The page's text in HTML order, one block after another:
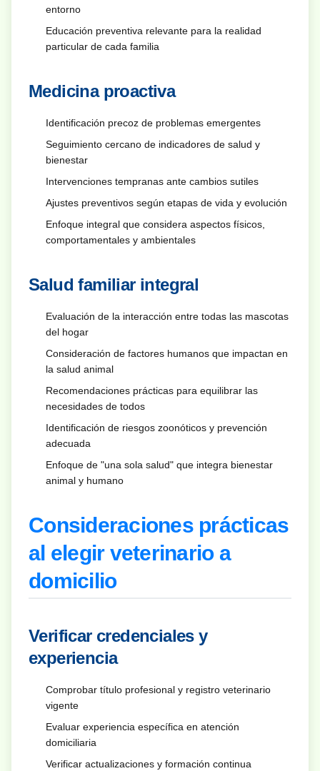
entorno
Educación preventiva relevante para la realidad
particular de cada familia
Medicina proactiva
Identificación precoz de problemas emergentes
Seguimiento cercano de indicadores de salud y
bienestar
Intervenciones tempranas ante cambios sutiles
Ajustes preventivos según etapas de vida y evolución
Enfoque integral que considera aspectos físicos,
comportamentales y ambientales
Salud familiar integral
Evaluación de la interacción entre todas las mascotas
del hogar
Consideración de factores humanos que impactan en
la salud animal
Recomendaciones prácticas para equilibrar las
necesidades de todos
Identificación de riesgos zoonóticos y prevención
adecuada
Enfoque de "una sola salud" que integra bienestar
animal y humano
Consideraciones prácticas
al elegir veterinario a
domicilio
Verificar credenciales y
experiencia
Comprobar título profesional y registro veterinario
vigente
Evaluar experiencia específica en atención
domiciliaria
Verificar actualizaciones y formación continua